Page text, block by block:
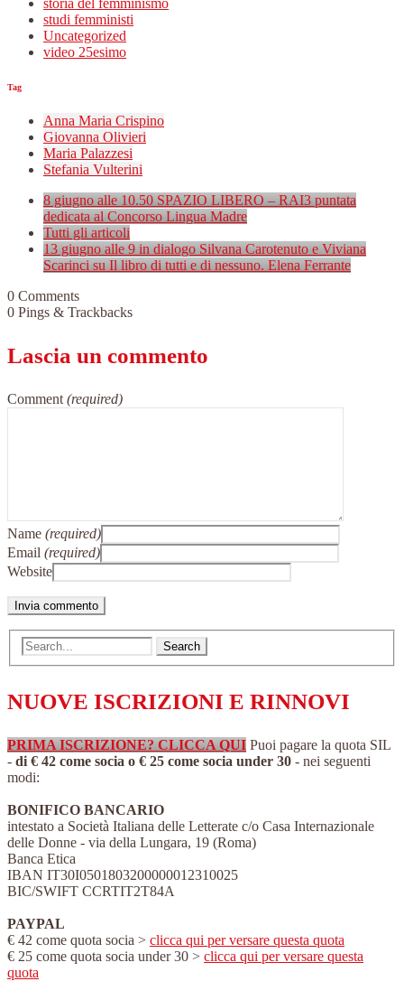
storia del femminismo
studi femministi
Uncategorized
video 25esimo
Tag
Anna Maria Crispino
Giovanna Olivieri
Maria Palazzesi
Stefania Vulterini
8 giugno alle 10.50 SPAZIO LIBERO – RAI3 puntata
dedicata al Concorso Lingua Madre
Tutti gli articoli
13 giugno alle 9 in dialogo Silvana Carotenuto e Viviana
Scarinci su Il libro di tutti e di nessuno. Elena Ferrante
0 Comments
0 Pings & Trackbacks
Lascia un commento
Comment (required)
Name (required)
Email (required)
Website
NUOVE ISCRIZIONI E RINNOVI
PRIMA ISCRIZIONE? CLICCA QUI Puoi pagare la quota SIL
- di € 42 come socia o € 25 come socia under 30 - nei seguenti
modi:
BONIFICO BANCARIO
intestato a Società Italiana delle Letterate c/o Casa Internazionale
delle Donne - via della Lungara, 19 (Roma)
Banca Etica
IBAN IT30I0501803200000012310025
BIC/SWIFT CCRTIT2T84A
PAYPAL
€ 42 come quota socia > clicca qui per versare questa quota
€ 25 come quota socia under 30 > clicca qui per versare questa
quota